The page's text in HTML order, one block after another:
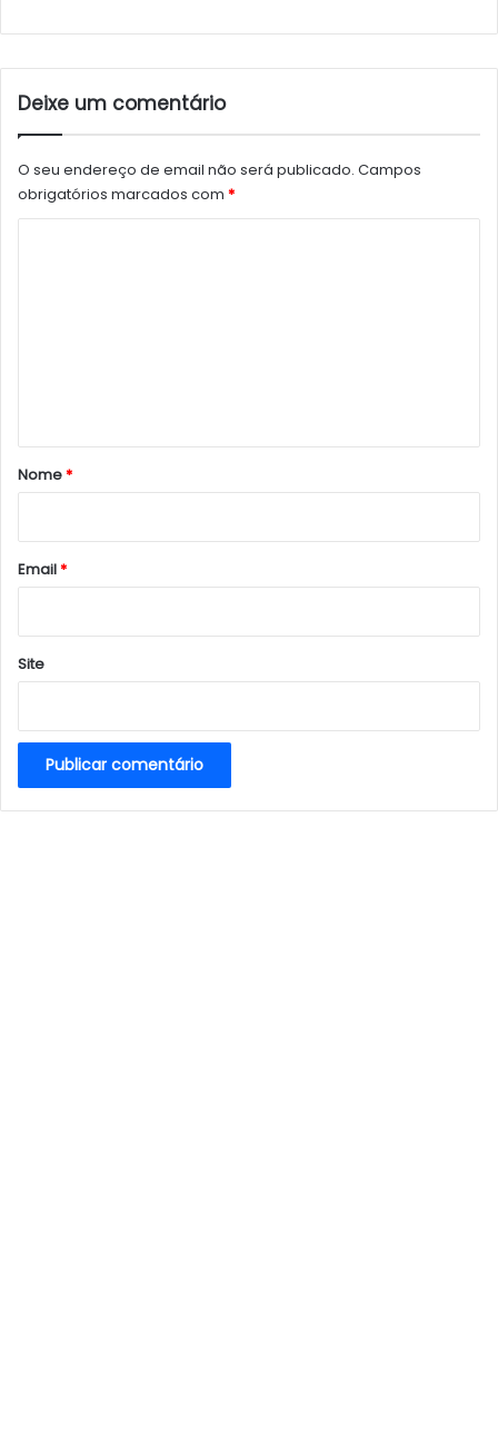
Deixe um comentário
O seu endereço de email não será publicado. Campos
obrigatórios marcados com *
r
*
Nome*
Email*
Site